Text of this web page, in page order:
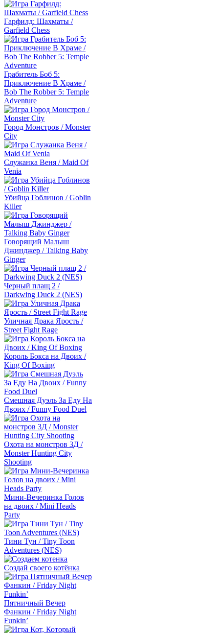
Гарфилд: Шахматы /
Garfield Chess
Грабитель Боб 5:
Приключение В Храме /
Bob The Robber 5: Temple
Adventure
Город Монстров / Monster
City
Служанка Веня / Maid Of
Venia
Убийца Гоблинов / Goblin
Killer
Говорящий Малыш
Джинджер / Talking Baby
Ginger
Черный плащ 2 /
Darkwing Duck 2 (NES)
Уличная Драка Ярость /
Street Fight Rage
Король Бокса на Двоих /
King Of Boxing
Смешная Дуэль За Еду На
Двоих / Funny Food Duel
Охота на монстров 3Д /
Monster Hunting City
Shooting
Мини-Вечеринка Голов
на двоих / Mini Heads
Party
Тини Тун / Tiny Toon
Adventures (NES)
Создай своего котёнка
Пятничный Вечер
Фанкин / Friday Night
Funkin’